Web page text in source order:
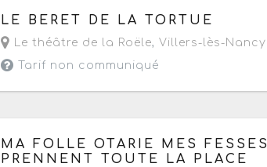
Le vendredi 1 avril 2016 de 20h45 à 22h15
LE BERET DE LA TORTUE
Le théâtre de la Roële, Villers-lès-Nancy
Tarif non communiqué
Le samedi 19 mars 2016 de 19h30 à 21h
MA FOLLE OTARIE MES FESSES
PRENNENT TOUTE LA PLACE